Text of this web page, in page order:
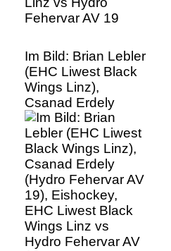
Im Bild: Brian Lebler
(EHC Liwest Black
Wings Linz),
Csanad Erdely
(Hydro Fehervar AV
19), Eishockey,
EHC Liwest Black
Wings Linz vs
Hydro Fehervar AV
19